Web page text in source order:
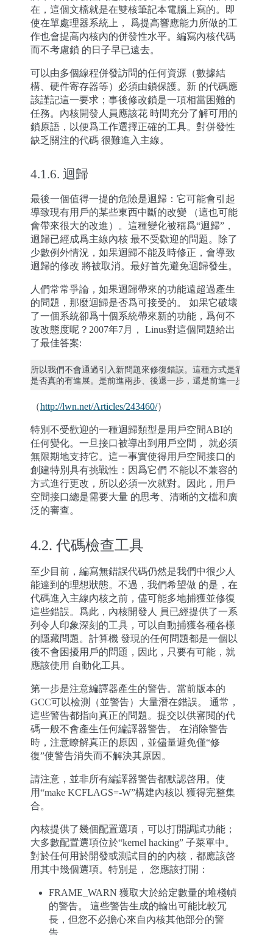
在，這個文檔就是在雙核筆記本電腦上寫的。即
使在單處理器系統上， 爲提高響應能力所做的工
作也會提高內核內的併發性水平。編寫內核代碼
而不考慮鎖 的日子早已遠去。
可以由多個線程併發訪問的任何資源（數據結
構、硬件寄存器等）必須由鎖保護。新 的代碼應
該謹記這一要求；事後修改鎖是一項相當困難的
任務。內核開發人員應該花 時間充分了解可用的
鎖原語，以便爲工作選擇正確的工具。對併發性
缺乏關注的代碼 很難進入主線。
4.1.6. 迴歸
最後一個值得一提的危險是迴歸：它可能會引起
導致現有用戶的某些東西中斷的改變 （這也可能
會帶來很大的改進）。這種變化被稱爲“迴歸”，
迴歸已經成爲主線內核 最不受歡迎的問題。除了
少數例外情況，如果迴歸不能及時修正，會導致
迴歸的修改 將被取消。最好首先避免迴歸發生。
人們常常爭論，如果迴歸帶來的功能遠超過產生
的問題，那麼迴歸是否爲可接受的。 如果它破壞
了一個系統卻爲十個系統帶來新的功能，爲何不
改改態度呢？2007年7月， Linus對這個問題給出
了最佳答案:
所以我們不會通過引入新問題來修復錯誤。這種方式是靠不住的
（http://lwn.net/Articles/243460/）
特別不受歡迎的一種迴歸類型是用戶空間ABI的
任何變化。一旦接口被導出到用戶空間， 就必須
無限期地支持它。這一事實使得用戶空間接口的
創建特別具有挑戰性：因爲它們 不能以不兼容的
方式進行更改，所以必須一次就對。因此，用戶
空間接口總是需要大量 的思考、清晰的文檔和廣
泛的審查。
4.2. 代碼檢查工具
至少目前，編寫無錯誤代碼仍然是我們中很少人
能達到的理想狀態。不過，我們希望做 的是，在
代碼進入主線內核之前，儘可能多地捕獲並修復
這些錯誤。爲此，內核開發人 員已經提供了一系
列令人印象深刻的工具，可以自動捕獲各種各樣
的隱藏問題。計算機 發現的任何問題都是一個以
後不會困擾用戶的問題，因此，只要有可能，就
應該使用 自動化工具。
第一步是注意編譯器產生的警告。當前版本的
GCC可以檢測（並警告）大量潛在錯誤。 通常，
這些警告都指向真正的問題。提交以供審閱的代
碼一般不會產生任何編譯器警告。 在消除警告
時，注意瞭解真正的原因，並儘量避免僅“修
復”使警告消失而不解決其原因。
請注意，並非所有編譯器警告都默認啓用。使
用“make KCFLAGS=-W”構建內核以 獲得完整集
合。
內核提供了幾個配置選項，可以打開調試功能；
大多數配置選項位於“kernel hacking” 子菜單中。
對於任何用於開發或測試目的的內核，都應該啓
用其中幾個選項。特別是， 您應該打開：
FRAME_WARN 獲取大於給定數量的堆棧幀
的警告。 這些警告生成的輸出可能比較冗
長，但您不必擔心來自內核其他部分的警
告。